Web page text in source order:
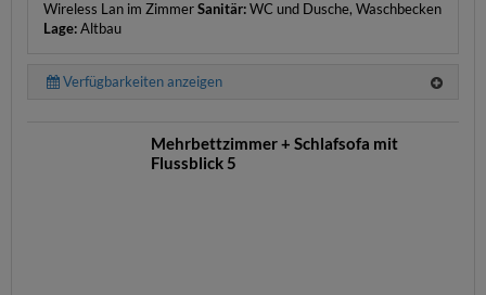
Wireless Lan im ZimmerSanitär:WC und Dusche, Waschbecken
Lage:Altbau
Verfügbarkeiten anzeigen
Mehrbettzimmer + Schlafsofa mit
Flussblick 5